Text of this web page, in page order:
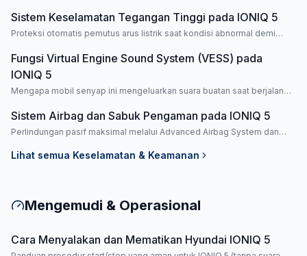
Sistem Keselamatan Tegangan Tinggi pada IONIQ 5
Proteksi otomatis pemutus arus listrik saat kondisi abnormal demi
Fungsi Virtual Engine Sound System (VESS) pada
IONIQ 5
Mengapa mobil senyap ini mengeluarkan suara buatan saat berjalan
Sistem Airbag dan Sabuk Pengaman pada IONIQ 5
Perlindungan pasif maksimal melalui Advanced Airbag System dan
Lihat semua Keselamatan & Keamanan
Mengemudi & Operasional
Cara Menyalakan dan Mematikan Hyundai IONIQ 5